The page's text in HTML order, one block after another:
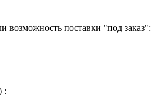
возможность поставки "под заказ":
: